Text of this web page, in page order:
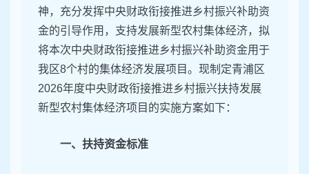
神，充分发挥中央财政衔接推进乡村振兴补助资
金的引导作用，支持发展新型农村集体经济，拟
将本次中央财政衔接推进乡村振兴补助资金用于
我区8个村的集体经济发展项目。现制定青浦区
2026年度中央财政衔接推进乡村振兴扶持发展
新型农村集体经济项目的实施方案如下：
一、扶持资金标准